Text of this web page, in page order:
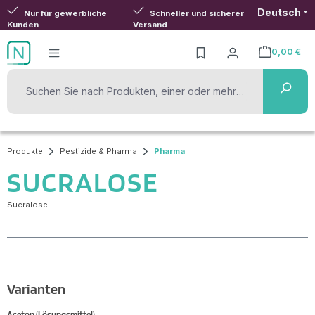
Zum Hauptinhalt springen
Nur für gewerbliche
Kunden
Schneller und sicherer
Versand
Deutsch
0,00 €
Warenkorb
Produkte Pestizide & Pharma Pharma
SUCRALOSE
Sucralose
Varianten